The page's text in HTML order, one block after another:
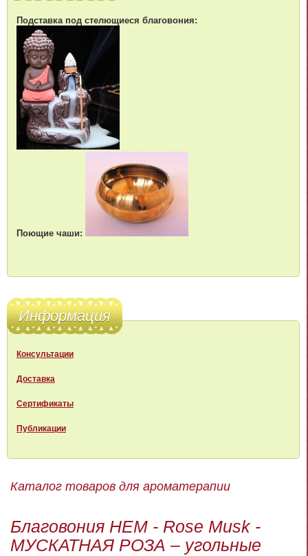
Подставка под стелющиеся благовония:
Поющие чаши:
Информация
Консультации
Доставка
Сертификаты
Публикации
Каталог товаров для ароматерапии
Благовония HEM - Rose Musk -
МУСКАТНАЯ РОЗА – угольные